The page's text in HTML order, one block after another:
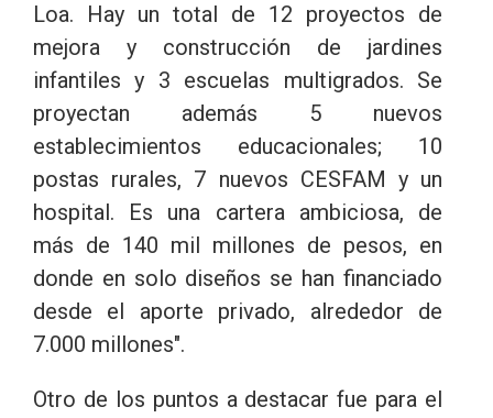
Loa. Hay un total de 12 proyectos de
mejora y construcción de jardines
infantiles y 3 escuelas multigrados. Se
proyectan además 5 nuevos
establecimientos educacionales; 10
postas rurales, 7 nuevos CESFAM y un
hospital. Es una cartera ambiciosa, de
más de 140 mil millones de pesos, en
donde en solo diseños se han financiado
desde el aporte privado, alrededor de
7.000 millones".
Otro de los puntos a destacar fue para el